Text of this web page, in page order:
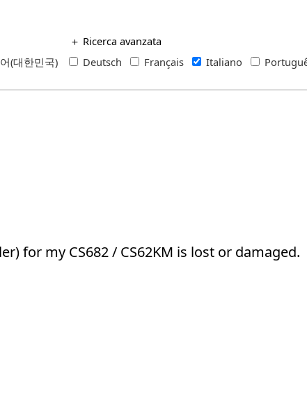
＋ Ricerca avanzata
(대한민국) Deutsch Français Italiano